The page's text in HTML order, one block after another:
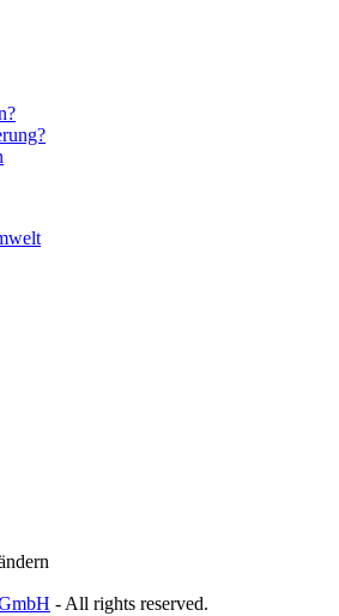
- All rights reserved.